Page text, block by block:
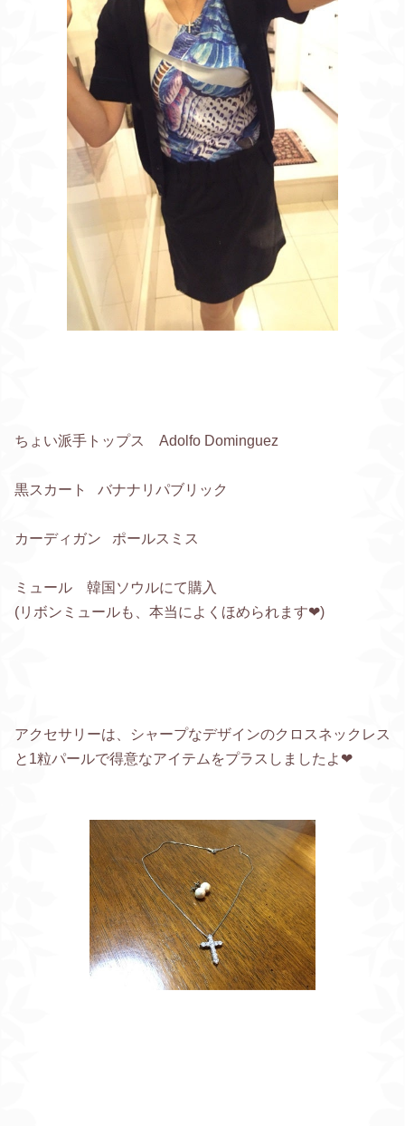
ちょい派手トップス Adolfo Dominguez
黒スカート バナナリパブリック
カーディガン ポールスミス
ミュール 韓国ソウルにて購入
(リボンミュールも、本当によくほめられます❤︎)
アクセサリーは、シャープなデザインのクロスネックレス
と1粒パールで得意なアイテムをプラスしましたよ❤︎